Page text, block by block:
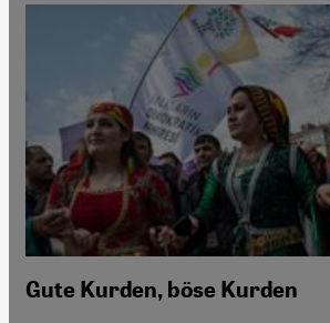
Gute Kurden, böse Kurden